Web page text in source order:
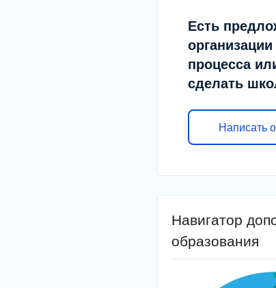
Есть
процесса
сделать
Написать
Навигатор
образования